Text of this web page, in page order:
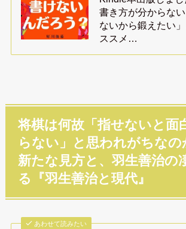
書き方が分からな
ないから鍛えたい
ススメ…
将棋は何故「指せないと面
らない」と思われがちなの
新たな見方と、羽生善治の
る『羽生善治と現代』
あわせて読みたい